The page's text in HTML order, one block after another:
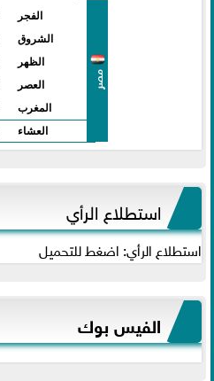
مصر
الفجر
الشروق
الظهر
العصر
المغرب
العشاء
استطلاع الرأي
استطلاع الرأي: اضغط للتحميل
الفيس بوك